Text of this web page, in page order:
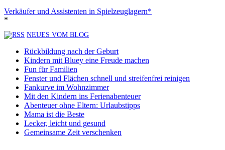
Verkäufer und Assistenten in Spielzeuglagern*
*
NEUES VOM BLOG
Rückbildung nach der Geburt
Kindern mit Bluey eine Freude machen
Fun für Familien
Fenster und Flächen schnell und streifenfrei reinigen
Fankurve im Wohnzimmer
Mit den Kindern ins Ferienabenteuer
Abenteuer ohne Eltern: Urlaubstipps
Mama ist die Beste
Lecker, leicht und gesund
Gemeinsame Zeit verschenken